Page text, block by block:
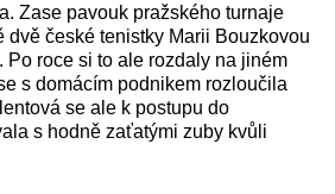
Zase pavouk pražského turnaje
dvě české tenistky Marii Bouzkovou
Po roce si to ale rozdaly na jiném
s domácím podnikem rozloučila
se ale k postupu do
s hodně zaťatými zuby kvůli